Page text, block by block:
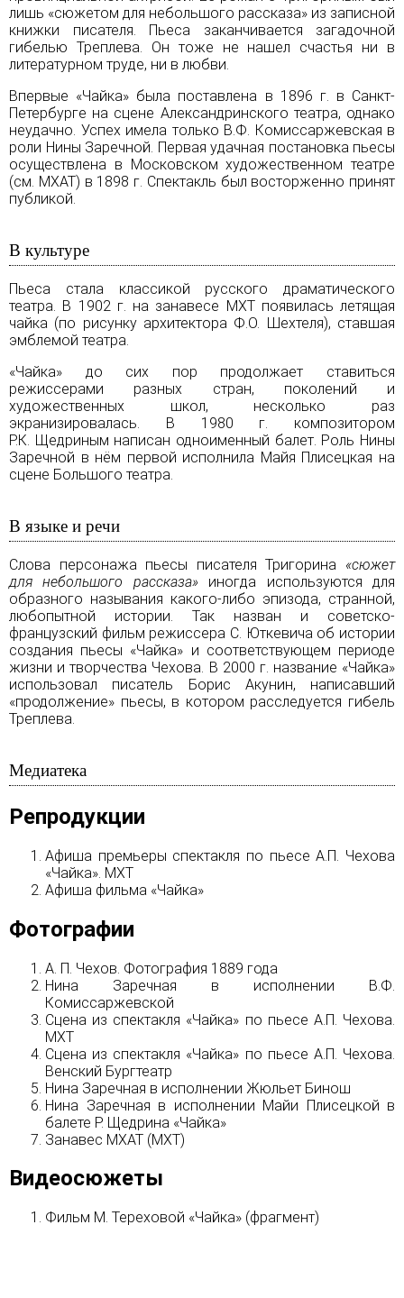
лишь «сюжетом для небольшого рассказа» из записной
книжки писателя. Пьеса заканчивается загадочной
гибелью Треплева. Он тоже не нашел счастья ни в
литературном труде, ни в любви.
Впервые «Чайка» была поставлена в 1896 г. в Санкт-
Петербурге на сцене Александринского театра, однако
неудачно. Успех имела только В.Ф. Комиссаржевская в
роли Нины Заречной. Первая удачная постановка пьесы
осуществлена в Московском художественном театре
(см. МХАТ) в 1898 г. Спектакль был восторженно принят
публикой.
В культуре
Пьеса стала классикой русского драматического
театра. В 1902 г. на занавесе МХТ появилась летящая
чайка (по рисунку архитектора Ф.О. Шехтеля), ставшая
эмблемой театра.
«Чайка» до сих пор продолжает ставиться
режиссерами разных стран, поколений и
художественных школ, несколько раз
экранизировалась. В 1980 г. композитором
Р.К. Щедриным написан одноименный балет. Роль Нины
Заречной в нём первой исполнила Майя Плисецкая на
сцене Большого театра.
В языке и речи
Слова персонажа пьесы писателя Тригорина «сюжет
для небольшого рассказа»иногда используются для
образного называния какого-либо эпизода, странной,
любопытной истории. Так назван и советско-
французский фильм режиссера С. Юткевича об истории
создания пьесы «Чайка» и соответствующем периоде
жизни и творчества Чехова. В 2000 г. название «Чайка»
использовал писатель Борис Акунин, написавший
«продолжение» пьесы, в котором расследуется гибель
Треплева.
Медиатека
Репродукции
Афиша премьеры спектакля по пьесе А.П. Чехова
«Чайка». МХТ
Афиша фильма «Чайка»
Фотографии
А. П. Чехов. Фотография 1889 года
Нина Заречная в исполнении В.Ф.
Комиссаржевской
Сцена из спектакля «Чайка» по пьесе А.П. Чехова.
МХТ
Сцена из спектакля «Чайка» по пьесе А.П. Чехова.
Венский Бургтеатр
Нина Заречная в исполнении Жюльет Бинош
Нина Заречная в исполнении Майи Плисецкой в
балете Р. Щедрина «Чайка»
Занавес МХАТ (МХТ)
Видеосюжеты
Фильм М. Тереховой «Чайка» (фрагмент)